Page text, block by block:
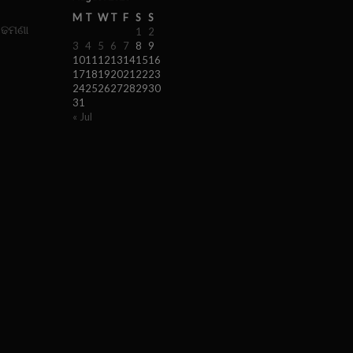
M T W T F S S
1
2
3 4 5 6 7 8
9
1011 1213141516
1718192021 2223
24252627282930
31
« Jul